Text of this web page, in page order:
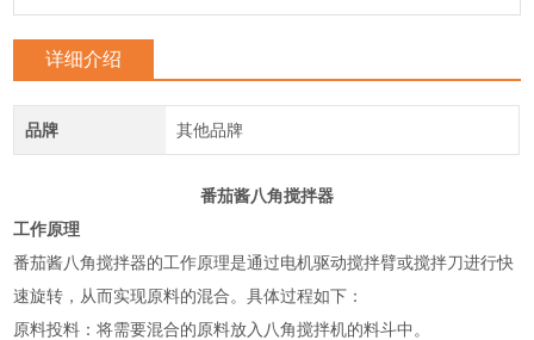
详细介绍
品牌 其他品牌
番茄酱八角搅拌器
工作原理
番茄酱八角搅拌器的工作原理‌是通过电机驱动搅拌臂或搅拌刀进行快
速旋转，从而实现原料的混合。具体过程如下：
‌原料投料‌：将需要混合的原料放入八角搅拌机的料斗中。